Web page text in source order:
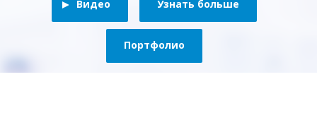
Видео Узнать больше
Портфолио